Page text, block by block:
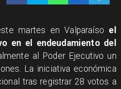
martes en Valparaíso el
en el endeudamiento del
al Poder Ejecutivo un
La iniciativa económica
tras registrar 28 votos a